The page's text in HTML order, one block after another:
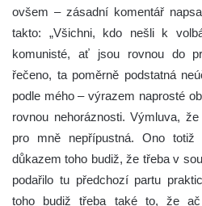
ovšem – zásadní komentář
takto: „Všichni, kdo nešli k
komunisté, ať jsou rovnou do
řečeno, ta poměrně podstatná
podle mého – výrazem naprosté
rovnou nehoráznosti. Výmluva,
pro mně nepřípustná. Ono
důkazem toho budiž, že třeba v
podařilo tu předchozí partu
toho budiž třeba také to, že ač